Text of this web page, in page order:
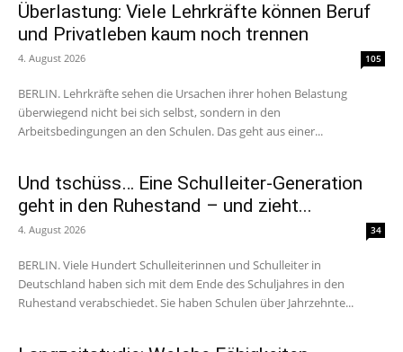
Überlastung: Viele Lehrkräfte können Beruf
und Privatleben kaum noch trennen
4. August 2026 105
BERLIN. Lehrkräfte sehen die Ursachen ihrer hohen Belastung
überwiegend nicht bei sich selbst, sondern in den
Arbeitsbedingungen an den Schulen. Das geht aus einer...
Und tschüss… Eine Schulleiter-Generation
geht in den Ruhestand – und zieht...
4. August 2026 34
BERLIN. Viele Hundert Schulleiterinnen und Schulleiter in
Deutschland haben sich mit dem Ende des Schuljahres in den
Ruhestand verabschiedet. Sie haben Schulen über Jahrzehnte...